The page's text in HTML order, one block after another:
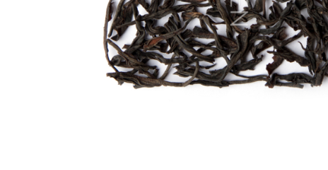
Zum Anfang der Bildgalerie springen